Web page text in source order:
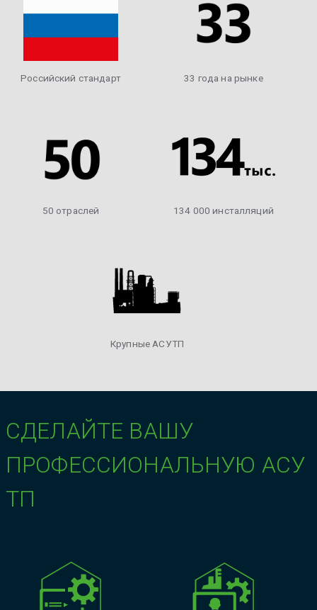
Российский стандарт 33 года на рынке
50 отраслей 134 000 инсталляций
Крупные АСУТП
СДЕЛАЙТЕ ВАШУ
ПРОФЕССИОНАЛЬНУЮ АСУ
ТП